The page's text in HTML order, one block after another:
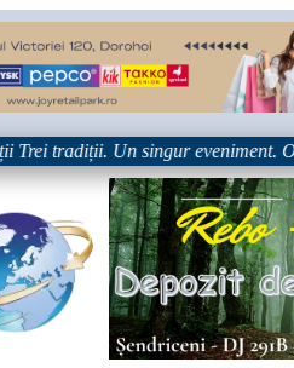
Un singur eveniment. O